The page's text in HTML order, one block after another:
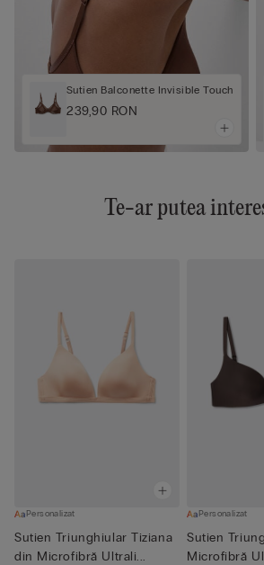
Sutien Balconette Invisible Touch
239,90 RON
Te-ar putea
Personalizat
Sutien Triunghiular Tiziana
din Microfibră Ultrali...
Personalizat
Sutien
Microfibră